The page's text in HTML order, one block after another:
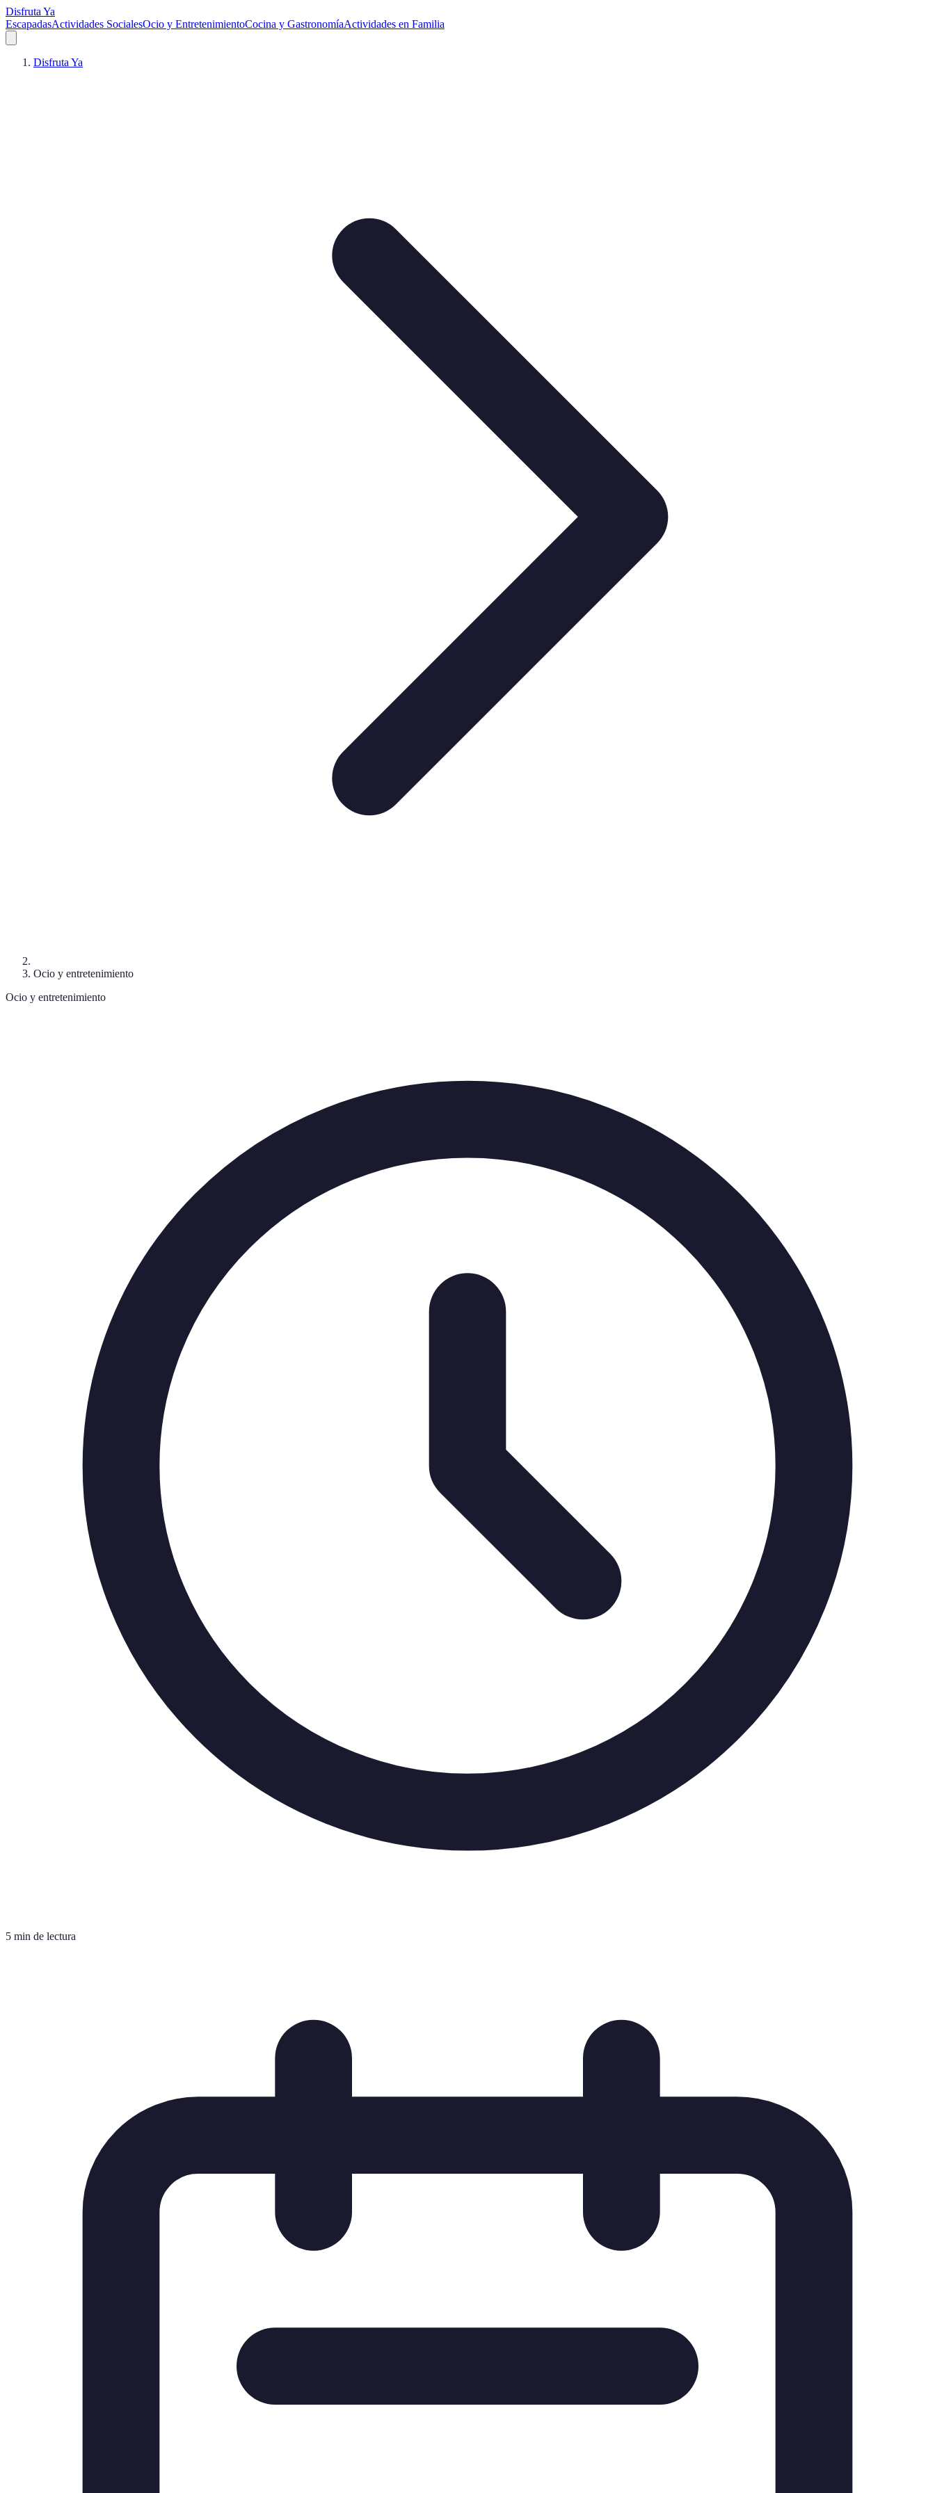
Disfruta Ya
EscapadasActividades SocialesOcio y EntretenimientoCocina y GastronomíaActividades en Familia
Disfruta Ya
Ocio y entretenimiento
Ocio y entretenimiento
5 min de lectura